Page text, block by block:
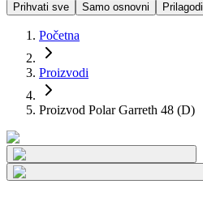
Prihvati sve Samo osnovni Prilagodi
Početna
Proizvodi
Proizvod Polar Garreth 48 (D)